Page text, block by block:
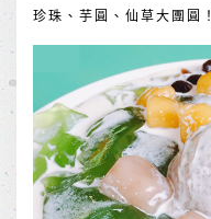
珍珠、芋圓、仙草大團圓